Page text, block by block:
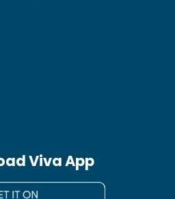
Viva App